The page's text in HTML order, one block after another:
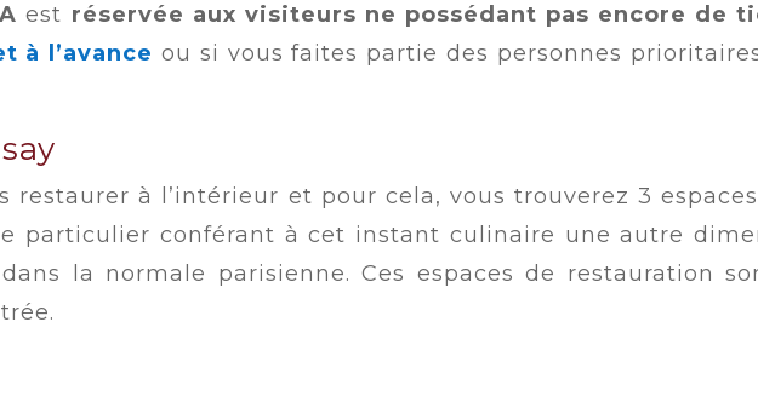
A est réservée aux visiteurs ne possédant pas encore de
à l’avance ou si vous faites partie des personnes
restaurer à l’intérieur et pour cela, vous trouverez 3
particulier conférant à cet instant culinaire une autre
la normale parisienne. Ces espaces de restauration